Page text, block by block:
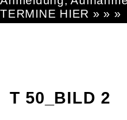
TERMINE HIER » » »
T 50_BILD 2